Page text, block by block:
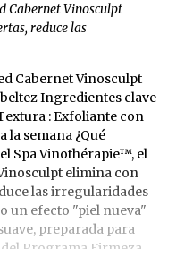
Cabernet Vinosculpt
reduce las